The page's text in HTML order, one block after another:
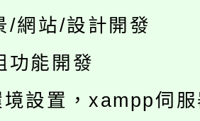
/網站/設計開發
功能開發
設置，xampp伺